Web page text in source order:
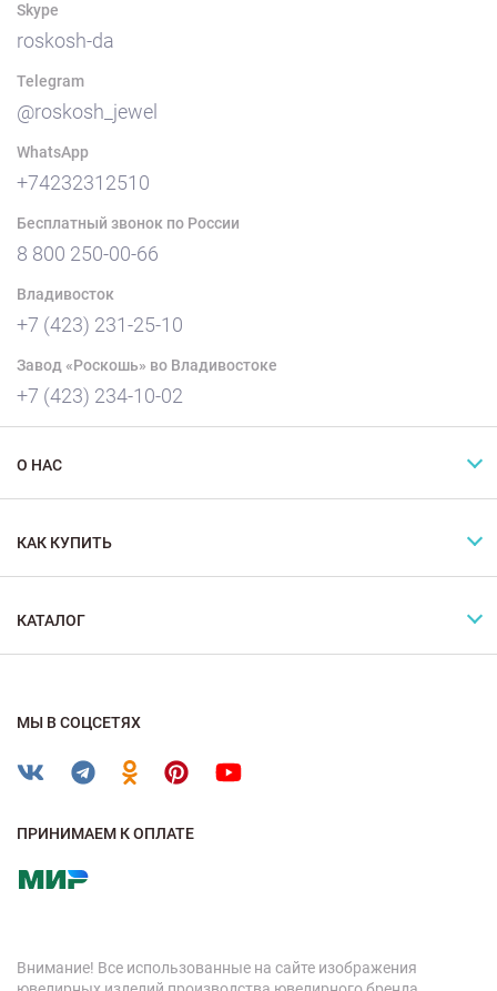
Skype
roskosh-da
Telegram
@roskosh_jewel
WhatsApp
+74232312510
Бесплатный звонок по России
8 800 250-00-66
Владивосток
+7 (423) 231-25-10
Завод «Роскошь» во Владивостоке
+7 (423) 234-10-02
О НАС
КАК КУПИТЬ
КАТАЛОГ
МЫ В СОЦСЕТЯХ
ПРИНИМАЕМ К ОПЛАТЕ
Внимание! Все использованные на сайте изображения